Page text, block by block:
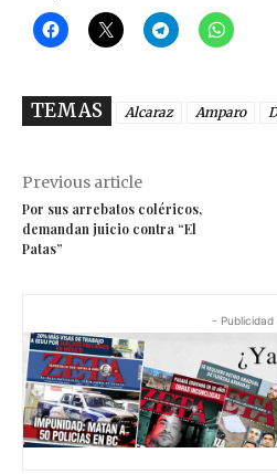
TEMAS Alcaraz Amparo
Previous article
Por sus arrebatos coléricos,
demandan juicio contra “El
Patas”
- Publicidad